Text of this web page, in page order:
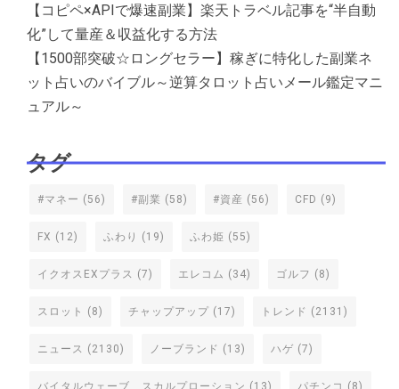
【コピペ×APIで爆速副業】楽天トラベル記事を“半自動
化”して量産＆収益化する方法
【1500部突破☆ロングセラー】稼ぎに特化した副業ネ
ット占いのバイブル～逆算タロット占いメール鑑定マニ
ュアル～
タグ
#マネー (56) #副業 (58) #資産 (56) CFD (9)
FX (12) ふわり (19) ふわ姫 (55)
イクオスEXプラス (7) エレコム (34) ゴルフ (8)
スロット (8) チャップアップ (17) トレンド (2131)
ニュース (2130) ノーブランド (13) ハゲ (7)
バイタルウェーブ スカルプローション (13) パチンコ (8)